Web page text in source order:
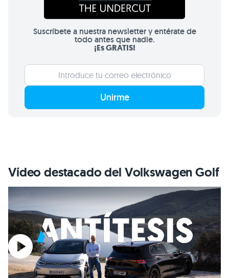
Suscríbete a nuestra newsletter y entérate de
todo antes que nadie.
¡Es GRATIS!
Unirme
Vídeo destacado del Volkswagen Golf